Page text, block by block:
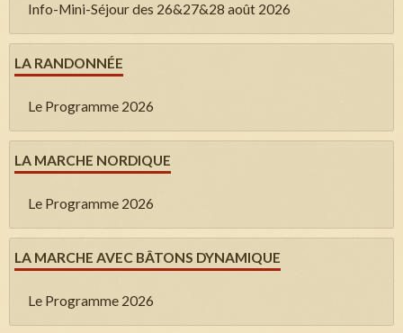
Info-Mini-Séjour des 26&27&28 août 2026
LA RANDONNÉE
Le Programme 2026
LA MARCHE NORDIQUE
Le Programme 2026
LA MARCHE AVEC BÂTONS DYNAMIQUE
Le Programme 2026